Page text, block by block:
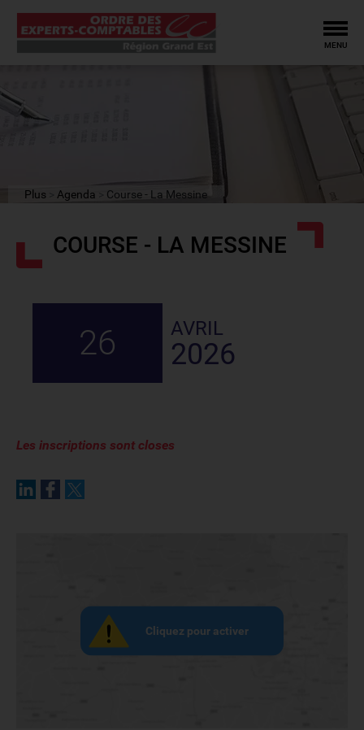
MENU
Plus Agenda Course - La Messine
26 AVRIL
2026
COURSE - LA MESSINE
Les inscriptions sont closes
Cliquez pour activer